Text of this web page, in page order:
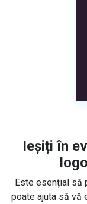
Ieșiți în
Este esențial să
poate ajuta să vă